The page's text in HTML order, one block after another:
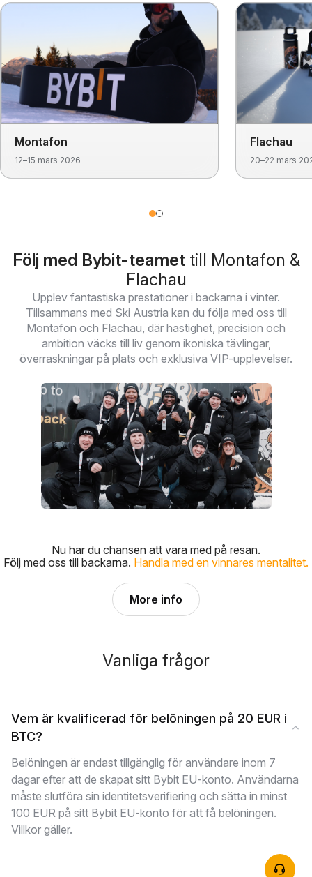
Montafon
12–15 mars 2026
Flachau
20–22 mars
Följ med Bybit-teamettill Montafon &
Flachau
Upplev fantastiska prestationer i backarna i vinter.
Tillsammans med Ski Austria kan du följa med oss till
Montafon och Flachau, där hastighet, precision och
ambition väcks till liv genom ikoniska tävlingar,
överraskningar på plats och exklusiva VIP-upplevelser.
Nu har du chansen att vara med på resan.
Följ med oss till backarna. Handla med en vinnares mentalitet.
More info
Vanliga frågor
Vem är kvalificerad för belöningen på 20 EUR i
BTC?
Belöningen är endast tillgänglig för användare inom 7
dagar efter att de skapat sitt Bybit EU-konto. Användarna
måste slutföra sin identitetsverifiering och sätta in minst
100 EUR på sitt Bybit EU-konto för att få belöningen.
Villkor gäller.